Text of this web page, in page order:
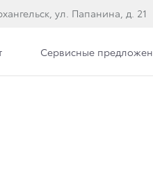
ул. Папанина, д. 21
Сервисные